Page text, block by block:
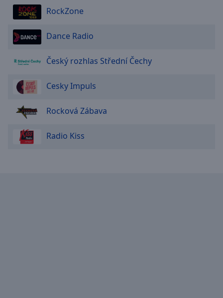
Font
Family
Reset
Close
Modal
Dialog
dialog
window.
RockZone
Dance Radio
Český rozhlas Střední Čechy
Cesky Impuls
Rocková Zábava
Radio Kiss